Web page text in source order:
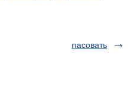
пасовать